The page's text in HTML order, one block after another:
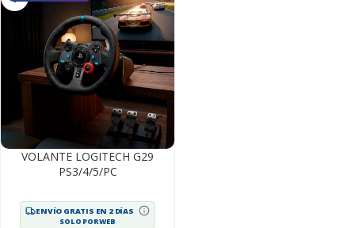
VOLANTE LOGITECH G29
PS3/4/5/PC
ENVÍO GRATIS EN 2 DÍAS
SOLO POR WEB